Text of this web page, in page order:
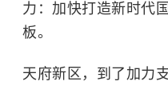
力：加快打造新时代
板。
天府新区，到了加力